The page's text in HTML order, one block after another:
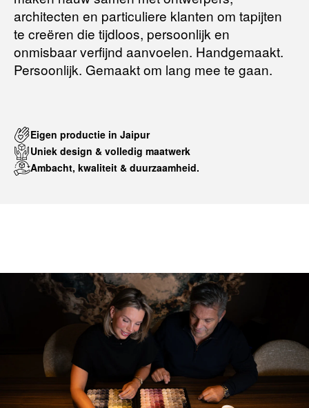
architecten en particuliere klanten om tapijten
te creëren die tijdloos, persoonlijk en
onmisbaar verfijnd aanvoelen. Handgemaakt.
Persoonlijk. Gemaakt om lang mee te gaan.
Eigen productie in Jaipur
Uniek design & volledig maatwerk
Ambacht, kwaliteit & duurzaamheid.